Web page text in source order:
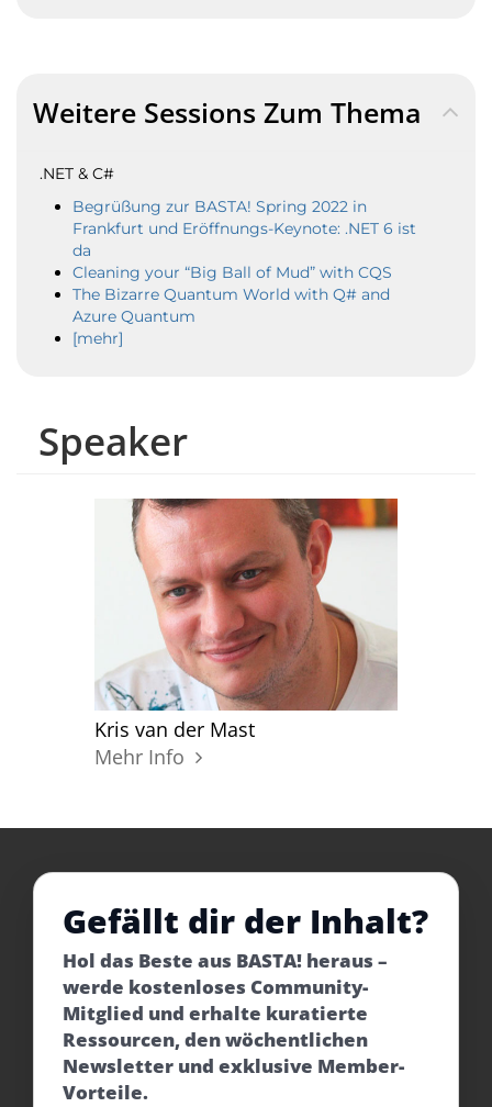
Speaker
Kris van der Mast
Mehr Info
Weitere Sessions Zum Thema
.NET & C#
Begrüßung zur BASTA! Spring 2022 in
Frankfurt und Eröffnungs-Keynote: .NET 6 ist
da
Cleaning your “Big Ball of Mud” with CQS
The Bizarre Quantum World with Q# and
Azure Quantum
[mehr]
Gefällt dir der Inhalt?
Hol das Beste aus BASTA! heraus –
werde kostenloses Community-
Mitglied und erhalte kuratierte
Ressourcen, den wöchentlichen
Newsletter und exklusive Member-
Vorteile.